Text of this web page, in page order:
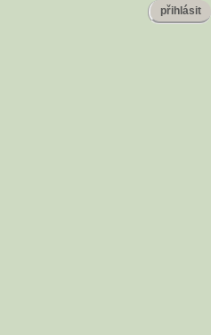
přihlásit